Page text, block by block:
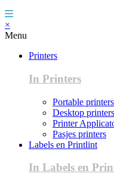
×
Menu
Printers
In Printers
Portable printers
Desktop printers
Printer
Pasjes printers
Labels en Printlint
In Labels en